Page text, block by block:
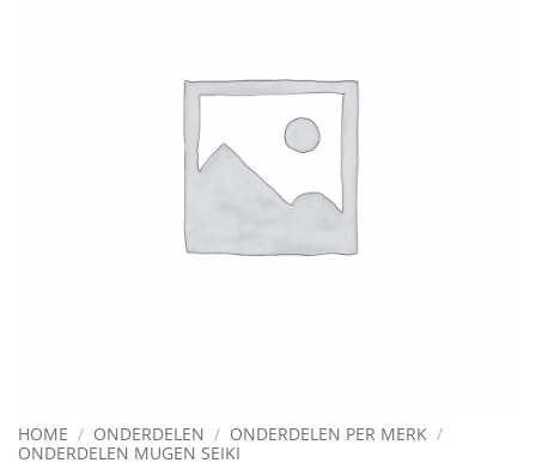
HOME / ONDERDELEN / ONDERDELEN PER MERK /
ONDERDELEN MUGEN SEIKI